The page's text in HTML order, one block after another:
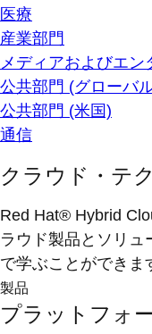
医療
産業部門
メディアおよびエン
公共部門 (グローバ
公共部門 (米国)
通信
クラウド・テ
Red Hat® Hybrid
ラウド製品とソリュ
で学ぶことができま
製品
プラットフォ